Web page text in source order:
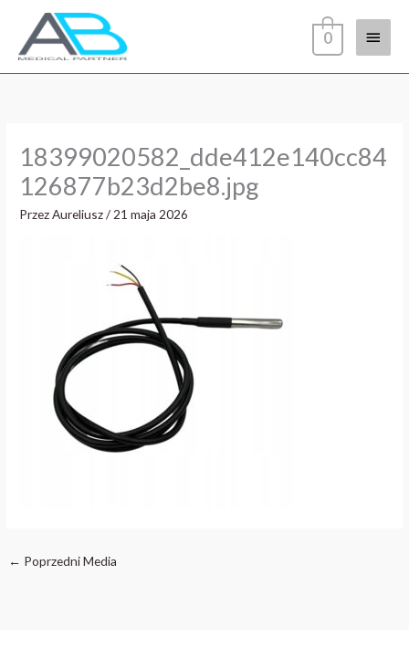
treści
menu
0
18399020582_dde412e140cc84
126877b23d2be8.jpg
PrzezAureliusz/ 21 maja 2026
← Poprzedni Media